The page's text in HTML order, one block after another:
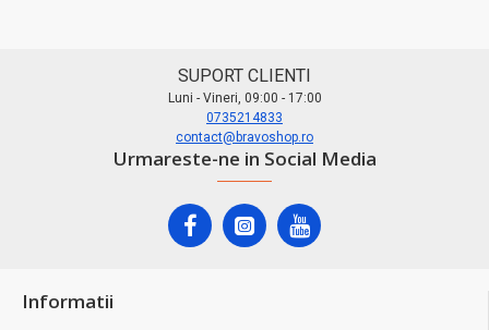
SUPORT CLIENTI
Luni - Vineri, 09:00 - 17:00
0735214833
contact@bravoshop.ro
Urmareste-ne in Social Media
Informatii